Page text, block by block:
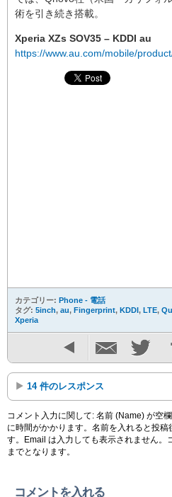
術を引き続き搭載。
Xperia XZs SOV35 – KDDI au
https://www.au.com/mobile/
カテゴリー: Phone - 電話
タグ: 5inch, au, Fingerprint, KDDI, LTE,
Xperia
14 件のレスポンス
コメント入力に関して: 名前 (Name) が空
に時間がかかります。名前を入れると投
す。Email は入力しても表示されません。
までとなります。
コメントを入れる